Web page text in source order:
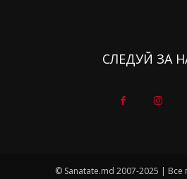
СЛЕДУЙ ЗА
© Sanatate.md 2007-2025 |